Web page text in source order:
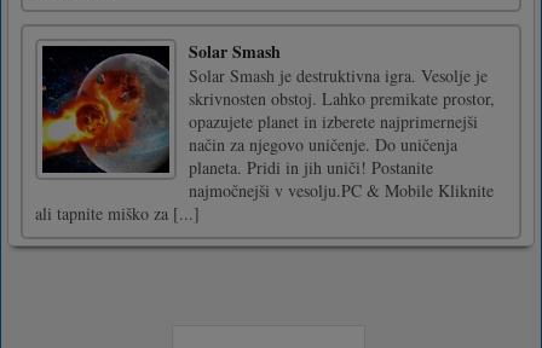
Solar Smash
Solar Smash je destruktivna igra. Vesolje je
skrivnosten obstoj. Lahko premikate prostor,
opazujete planet in izberete najprimernejši
način za njegovo uničenje. Do uničenja
planeta. Pridi in jih uniči! Postanite
najmočnejši v vesolju.PC & Mobile Kliknite
ali tapnite miško za [...]